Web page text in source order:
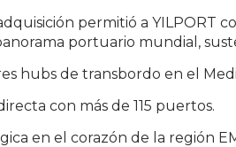
permitió a YILPORT
portuario mundial,
hubs de transbordo en el
con más de 115 puertos.
en el corazón de la región